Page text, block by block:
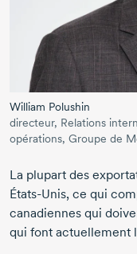
William Polushin
directeur, Relations
opérations, Groupe de
La plupart des
États-Unis, ce qui
canadiennes qui
qui font actuellement